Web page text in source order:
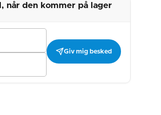
når den kommer på lager
Giv mig besked